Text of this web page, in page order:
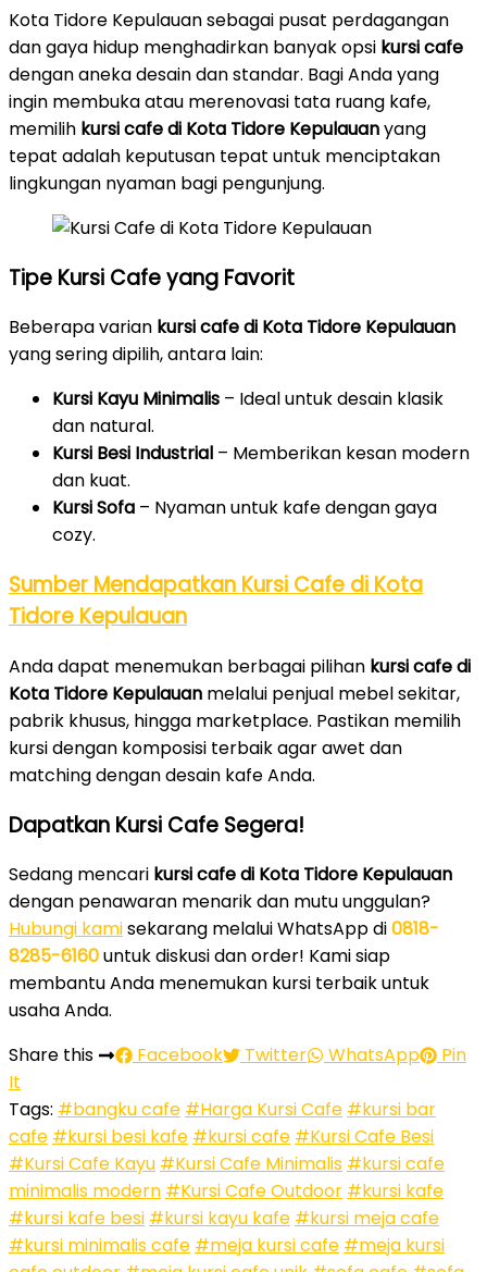
Kota Tidore Kepulauan sebagai pusat perdagangan
dan gaya hidup menghadirkan banyak opsi kursi cafe
dengan aneka desain dan standar. Bagi Anda yang
ingin membuka atau merenovasi tata ruang kafe,
memilih kursi cafe di Kota Tidore Kepulauanyang
tepat adalah keputusan tepat untuk menciptakan
lingkungan nyaman bagi pengunjung.
Tipe Kursi Cafe yang Favorit
Beberapa varian kursi cafe di Kota Tidore Kepulauan
yang sering dipilih, antara lain:
Kursi Kayu Minimalis – Ideal untuk desain klasik
dan natural.
Kursi Besi Industrial – Memberikan kesan modern
dan kuat.
Kursi Sofa – Nyaman untuk kafe dengan gaya
cozy.
Sumber Mendapatkan Kursi Cafe di Kota
Tidore Kepulauan
Anda dapat menemukan berbagai pilihan kursi cafe di
Kota Tidore Kepulauan melalui penjual mebel sekitar,
pabrik khusus, hingga marketplace. Pastikan memilih
kursi dengan komposisi terbaik agar awet dan
matching dengan desain kafe Anda.
Dapatkan Kursi Cafe Segera!
Sedang mencari kursi cafe di Kota Tidore Kepulauan
dengan penawaran menarik dan mutu unggulan?
Hubungi kamisekarang melalui WhatsApp di0818-
8285-6160untuk diskusi dan order! Kami siap
membantu Anda menemukan kursi terbaik untuk
usaha Anda.
Share this
Facebook Twitter WhatsApp
Pin
It
Tags: #bangku cafe #Harga Kursi Cafe #kursi bar
cafe #kursi besi kafe #kursi cafe #Kursi Cafe Besi
#Kursi Cafe Kayu #Kursi Cafe Minimalis #kursi cafe
minimalis modern #Kursi Cafe Outdoor #kursi kafe
#kursi kafe besi #kursi kayu kafe #kursi meja cafe
#kursi minimalis cafe #meja kursi cafe #meja kursi